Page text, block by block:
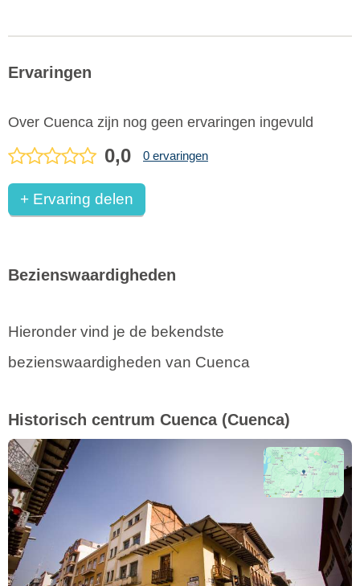
Ervaringen
Over Cuenca zijn nog geen ervaringen ingevuld
0,0 0 ervaringen
+ Ervaring delen
Bezienswaardigheden
Hieronder vind je de bekendste
bezienswaardigheden van Cuenca
Historisch centrum Cuenca (Cuenca)